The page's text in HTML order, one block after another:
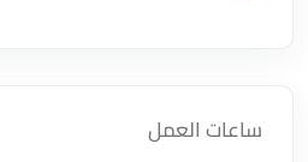
ساعات العمل